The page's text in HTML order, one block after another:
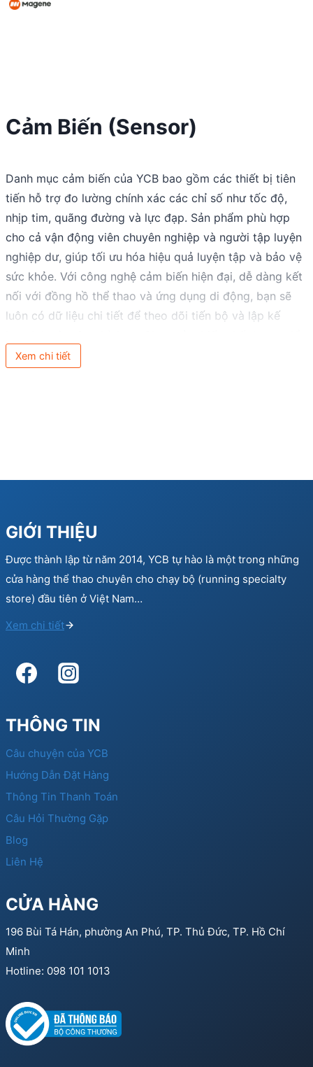
Cảm Biến (Sensor)
Danh mục cảm biến của YCB bao gồm các thiết bị tiên
tiến hỗ trợ đo lường chính xác các chỉ số như tốc độ,
nhịp tim, quãng đường và lực đạp. Sản phẩm phù hợp
cho cả vận động viên chuyên nghiệp và người tập luyện
nghiệp dư, giúp tối ưu hóa hiệu quả luyện tập và bảo vệ
sức khỏe. Với công nghệ cảm biến hiện đại, dễ dàng kết
nối với đồng hồ thể thao và ứng dụng di động, bạn sẽ
luôn có dữ liệu chi tiết để theo dõi tiến bộ và lập kế
nâng cao hiệu suất và đạt được mục tiêu nhanh chóng
Xem chi tiết
GIỚI THIỆU
Được thành lập từ năm 2014, YCB tự hào là một trong những
cửa hàng thể thao chuyên cho chạy bộ (running specialty
store) đầu tiên ở Việt Nam…
Xem chi tiết
THÔNG TIN
Câu chuyện của YCB
Hướng Dẫn Đặt Hàng
Thông Tin Thanh Toán
Câu Hỏi Thường Gặp
Blog
Liên Hệ
CỬA HÀNG
196 Bùi Tá Hán, phường An Phú, TP. Thủ Đức, TP. Hồ Chí
Minh
Hotline: 098 101 1013